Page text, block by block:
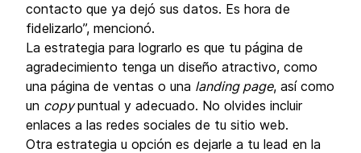
contacto que ya dejó sus datos. Es hora de
fidelizarlo”, mencionó.
La estrategia para lograrlo es que tu página de
agradecimiento tenga un diseño atractivo, como
una página de ventas o una landing page, así como
un copypuntual y adecuado. No olvides incluir
enlaces a las redes sociales de tu sitio web.
Otra estrategia u opción es dejarle a tu lead en la